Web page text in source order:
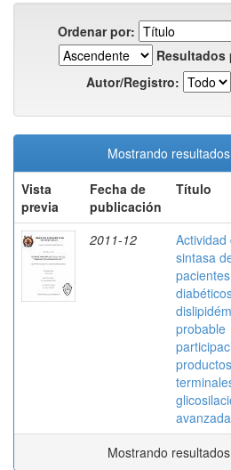
Ordenar por:
Resultados
Autor/Registro:
Mostrando
Vista
previa
Fecha de
publicación
Título
2011-12
Actividad
sintasa
pacientes
probable
productos
Mostrando